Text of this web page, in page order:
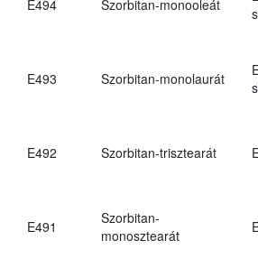
E494 Szorbitan-monooleát
E493 Szorbitan-monolaurát
E492 Szorbitan-trisztearát
E491
Szorbitan-
monosztearát